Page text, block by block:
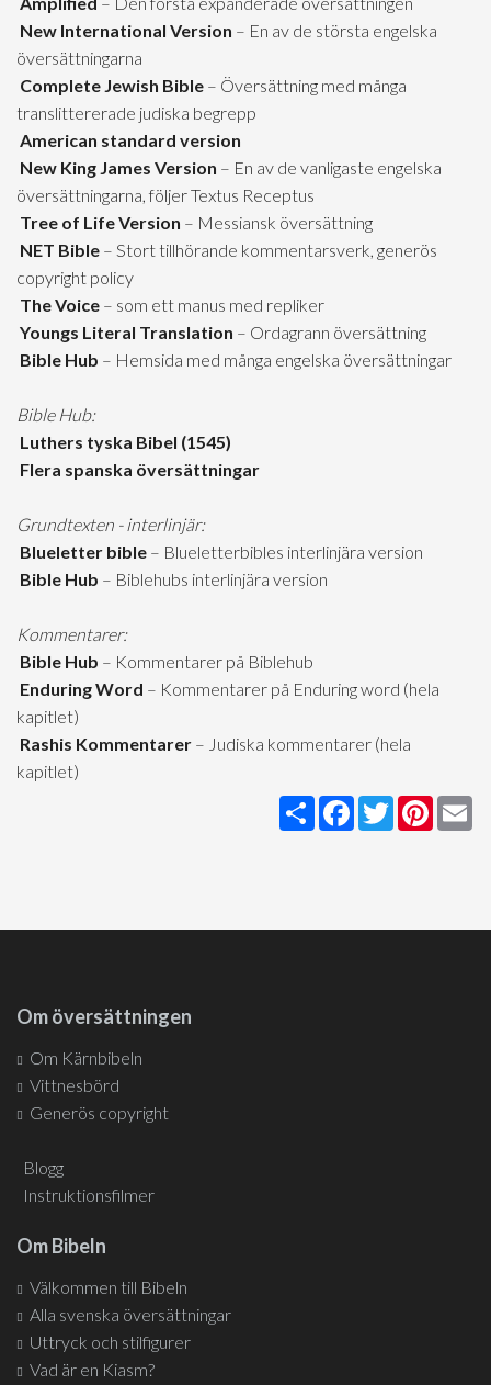
New International Version – En av de största engelska
översättningarna
Complete Jewish Bible – Översättning med många
translittererade judiska begrepp
American standard version
New King James Version – En av de vanligaste engelska
översättningarna, följer Textus Receptus
Tree of Life Version – Messiansk översättning
NET Bible – Stort tillhörande kommentarsverk, generös
copyright policy
The Voice – som ett manus med repliker
Youngs Literal Translation – Ordagrann översättning
Bible Hub – Hemsida med många engelska översättningar
Bible Hub:
Luthers tyska Bibel (1545)
Flera spanska översättningar
Grundtexten - interlinjär:
Blueletter bible – Blueletterbibles interlinjära version
Bible Hub – Biblehubs interlinjära version
Kommentarer:
Bible Hub – Kommentarer på Biblehub
Enduring Word – Kommentarer på Enduring word (hela
kapitlet)
Rashis Kommentarer – Judiska kommentarer (hela
kapitlet)
Share Facebook
Twitter
Om översättningen
Om Kärnbibeln
Vittnesbörd
Generös copyright
Blogg
Instruktionsfilmer
Om Bibeln
Välkommen till Bibeln
Alla svenska översättningar
Uttryck och stilfigurer
Vad är en Kiasm?